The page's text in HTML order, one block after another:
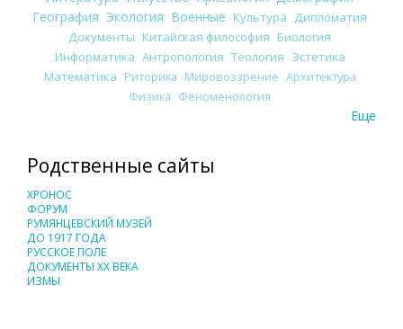
География Экология Военные Культура
Дипломатия
Документы Китайская философия Биология
Информатика Антропология Теология Эстетика
Математика Риторика Мировоззрение Архитектура
Физика Феноменология
Еще
Родственные сайты
ХРОНОС
ФОРУМ
РУМЯНЦЕВСКИЙ МУЗЕЙ
ДО 1917 ГОДА
РУССКОЕ ПОЛЕ
ДОКУМЕНТЫ XX ВЕКА
ИЗМЫ